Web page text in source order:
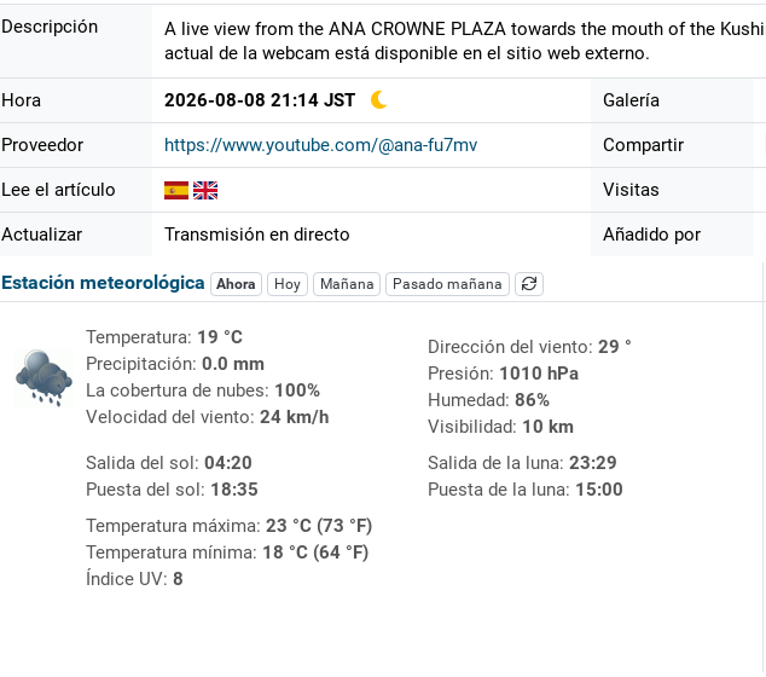
Descripción
A live view from the ANA CROWNE PLAZA towards the mouth of the
actual de la webcam está disponible en el sitio web externo.
Hora 2026-08-08 21:14 JST
Proveedor https://www.youtube.com/@ana-fu7mv
Lee el artículo
Actualizar Transmisión en directo
Galería
Compartir
Visitas
Añadido por
Estación meteorológica Ahora Hoy Mañana Pasado mañana
Temperatura: 19 °C
Precipitación: 0.0 mm
La cobertura de nubes: 100%
Velocidad del viento: 24 km/h
Dirección del viento: 29 °
Presión: 1010 hPa
Humedad: 86%
Visibilidad: 10 km
Salida del sol: 04:20
Puesta del sol: 18:35
Salida de la luna: 23:29
Puesta de la luna: 15:00
Temperatura máxima: 23 °C (73 °F)
Temperatura mínima: 18 °C (64 °F)
Índice UV: 8